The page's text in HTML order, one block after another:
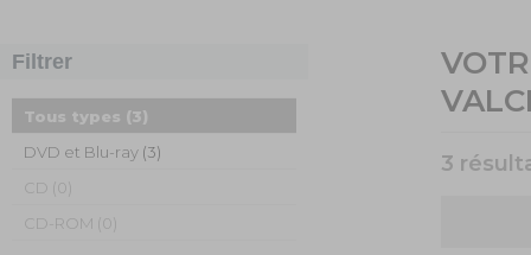
Filtrer
Tous types (3)
DVD et Blu-ray (3)
CD (0)
CD-ROM (0)
3